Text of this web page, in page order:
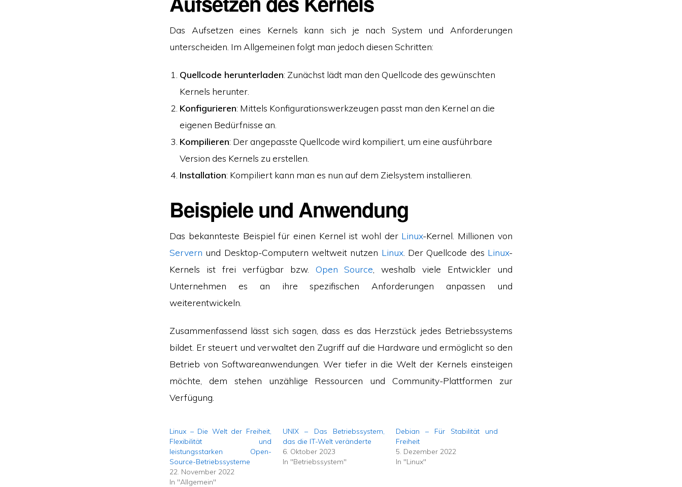
Das Aufsetzen eines Kernels kann sich je nach System und Anforderungen
unterscheiden. Im Allgemeinen folgt man jedoch diesen Schritten:
Quellcode herunterladen: Zunächst lädt man den Quellcode des gewünschten
Kernels herunter.
Konfigurieren: Mittels Konfigurationswerkzeugen passt man den Kernel an die
eigenen Bedürfnisse an.
Kompilieren: Der angepasste Quellcode wird kompiliert, um eine ausführbare
Version des Kernels zu erstellen.
Installation: Kompiliert kann man es nun auf dem Zielsystem installieren.
Beispiele und Anwendung
Das bekannteste Beispiel für einen Kernel ist wohl der Linux-Kernel. Millionen von
Servern und Desktop-Computern weltweit nutzen Linux. Der Quellcode des Linux-
Kernels ist frei verfügbar bzw. Open Source , weshalb viele Entwickler und
Unternehmen es an ihre spezifischen Anforderungen anpassen und
weiterentwickeln.
Zusammenfassend lässt sich sagen, dass es das Herzstück jedes Betriebssystems
bildet. Er steuert und verwaltet den Zugriff auf die Hardware und ermöglicht so den
Betrieb von Softwareanwendungen. Wer tiefer in die Welt der Kernels einsteigen
möchte, dem stehen unzählige Ressourcen und Community-Plattformen zur
Verfügung.
Linux – Die Welt der Freiheit,
Flexibilität und
leistungsstarken Open-
Source-Betriebssysteme
22. November 2022
In "Allgemein"
UNIX – Das Betriebssystem,
das die IT-Welt veränderte
6. Oktober 2023
In "Betriebssystem"
Debian – Für Stabilität und
Freiheit
5. Dezember 2022
In "Linux"